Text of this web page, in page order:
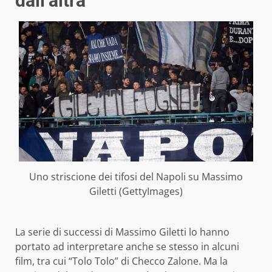
Uno striscione dei tifosi del Napoli su Massimo
Giletti (GettyImages)
La serie di successi di Massimo Giletti lo hanno
portato ad interpretare anche se stesso in alcuni
film, tra cui “Tolo Tolo” di Checco Zalone. Ma la